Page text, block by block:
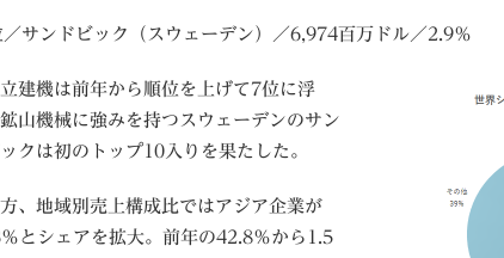
／サンドビック（スウェーデン）／6,974百万ドル／2.9％
建機は前年から順位を上げて7位に浮
鉱山機械に強みを持つスウェーデンのサン
ックは初のトップ10入りを果たした。
、地域別売上構成比ではアジア企業が
とシェアを拡大。前年の42.8％から1.5